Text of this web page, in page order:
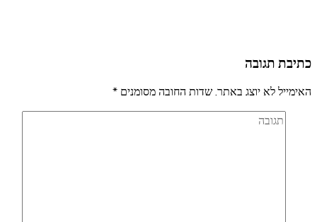
כתיבת תגובה
האימייל לא יוצג באתר.שדות החובה מסומנים *